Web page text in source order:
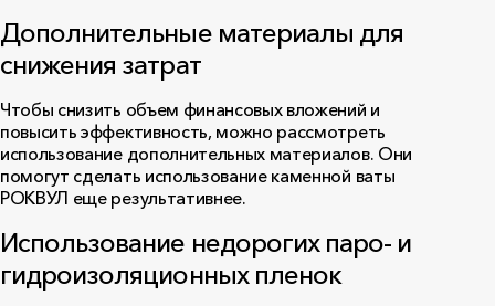
Дополнительные материалы для
снижения затрат
Чтобы снизить объем финансовых вложений и
повысить эффективность, можно рассмотреть
использование дополнительных материалов. Они
помогут сделать использование каменной ваты
РОКВУЛ еще результативнее.
Использование недорогих паро- и
гидроизоляционных пленок